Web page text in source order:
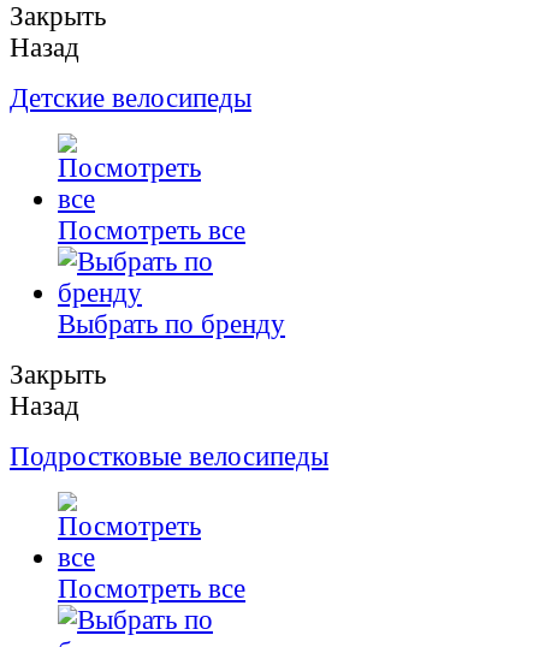
Закрыть
Назад
Детские велосипеды
Посмотреть все
Выбрать по бренду
Закрыть
Назад
Подростковые велосипеды
Посмотреть все